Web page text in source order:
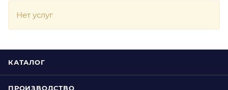
Нет услуг
КАТАЛОГ
ПРОИЗВОДСТВО